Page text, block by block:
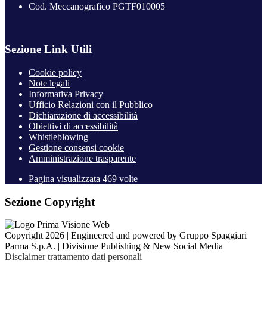
Cod. Meccanografico PGTF010005
Sezione Link Utili
Cookie policy
Note legali
Informativa Privacy
Ufficio Relazioni con il Pubblico
Dichiarazione di accessibilità
Obiettivi di accessibilità
Whistleblowing
Gestione consensi cookie
Amministrazione trasparente
Pagina visualizzata 469 volte
Sezione Copyright
Copyright 2026 | Engineered and powered by Gruppo Spaggiari
Parma S.p.A. | Divisione Publishing & New Social Media
Disclaimer trattamento dati personali